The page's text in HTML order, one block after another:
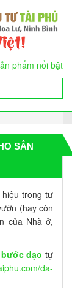
phẩm nổi bật
SÂN
trong tư
(hay còn
của Nhà ở,
dạo tự
da-